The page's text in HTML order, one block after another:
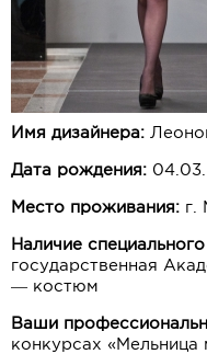
Имя дизайнера:
Дата рождения: 04.03.
Место проживания: г.
Наличие
государственная
— костюм
Ваши
конкурсах «Мельница